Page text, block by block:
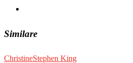
Similare
ChristineStephen King